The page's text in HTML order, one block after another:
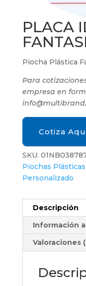
PLACA
Piocha Plástica
Para
empresa en
Cotiza
SKU:
Piochas Plásticas
Personalizado
Descripción
Información
Valoraciones